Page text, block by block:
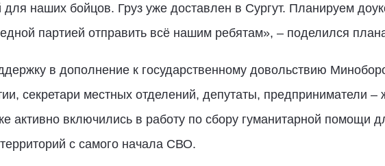
наших бойцов. Груз уже доставлен в Сургут. Планируем
партией отправить всё нашим ребятам», – поделился
в дополнение к государственному довольствию
секретари местных отделений, депутаты, предприниматели
активно включились в работу по сбору гуманитарной помощи
с самого начала СВО.